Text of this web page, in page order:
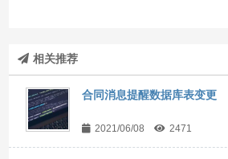
相关推荐
合同消息提醒数据库表变更
2021/06/08 2471